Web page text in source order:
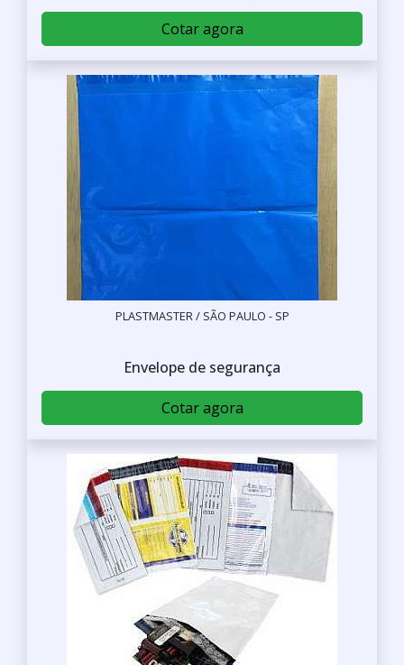
Cotar agora
PLASTMASTER / SÃO PAULO - SP
Envelope de segurança
Cotar agora